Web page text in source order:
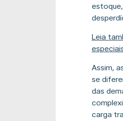
Leia
Assim,
se
das
carga